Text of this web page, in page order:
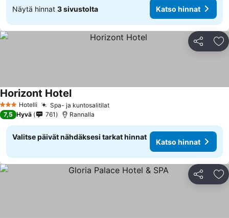
Näytä hinnat 3 sivustolta Katso hinnat
Jaa
3 Tähtiluokitus
Hotelli Spa- ja kuntosalitilatKatso hinnat
Horizont HotelKatso hinnat
7,5 Hyvä 761 Rannalla
Valitse päivät nähdäksesi tarkat hinnat
Katso hinnat
Jaa